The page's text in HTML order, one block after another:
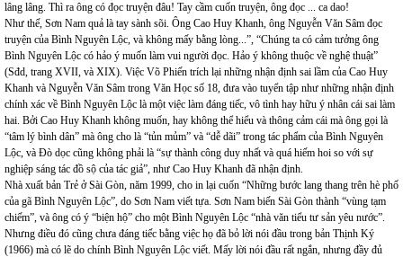
lâng lâng. Thì ra ông có đọc truyện đâu! Tay cầm cuốn truyện, ông đọc ... ca dao!
Như thế, Sơn Nam quả là tay sành sõi. Ông Cao Huy Khanh, ông Nguyễn Văn Sâm đọc
truyện của Bình Nguyên Lộc, và không mấy bằng lòng...”, “Chúng ta có cảm tưởng ông
Bình Nguyên Lộc có hảo ý muốn làm vui người đọc. Hảo ý không thuộc về nghệ thuật”
(Sđd, trang XVII, và XIX). Việc Võ Phiến trích lại những nhận định sai lầm của Cao Huy
Khanh và Nguyễn Văn Sâm trong Văn Học số 18, đưa vào tuyển tập như những nhận định
chính xác về Bình Nguyên Lộc là một việc làm đáng tiếc, vô tình hay hữu ý nhân cái sai làm
hai. Bởi Cao Huy Khanh không muốn, hay không thể hiểu và thông cảm cái mà ông gọi là
“tâm lý bình dân” mà ông cho là “tủn mủm” và “dễ dãi” trong tác phẩm của Bình Nguyên
Lộc, và Đò dọc cũng không phải là “sự thành công duy nhất và quá hiếm hoi so với sự
nghiệp sáng tác đồ sộ của tác giả”, như Cao Huy Khanh đã nhận định.
Nhà xuất bản Trẻ ở Sài Gòn, năm 1999, cho in lại cuốn “Những bước lang thang trên hè phố
của gã Bình Nguyên Lộc”, do Sơn Nam viết tựa. Sơn Nam biến Sài Gòn thành “vùng tạm
chiếm”, và ông có ý “biện hộ” cho một Bình Nguyên Lộc “nhà văn tiểu tư sản yêu nước”.
Nhưng điều đó cũng chưa đáng tiếc bằng việc họ đã bỏ lời nói đầu trong bản Thịnh Ký
(1966) mà có lẽ do chính Bình Nguyên Lộc viết. Mấy lời nói đầu rất ngắn, nhưng đầy đủ